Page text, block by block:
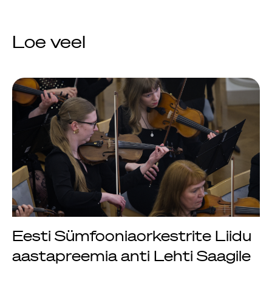
"Christmas Dreams"
4.detsembril 2023
Pauluse kirikus
XIX Gaudeamus
Vilniuses 2022
Tantsuetendus
"Loodud jääma"
Loe veel
Eesti Sümfooniaorkestrite Liidu
aastapreemia anti Lehti Saagile